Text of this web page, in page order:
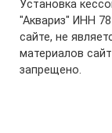
Установка
"Аквариз" ИНН
сайте, не
материалов
запрещено.